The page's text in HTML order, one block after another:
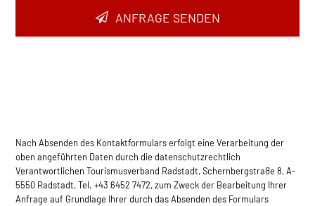
ANFRAGE SENDEN
Nach Absenden des Kontaktformulars erfolgt eine Verarbeitung der
oben angeführten Daten durch die datenschutzrechtlich
Verantwortlichen Tourismusverband Radstadt, Schernbergstraße 8, A-
5550 Radstadt, Tel. +43 6452 7472, zum Zweck der Bearbeitung Ihrer
Anfrage auf Grundlage Ihrer durch das Absenden des Formulars